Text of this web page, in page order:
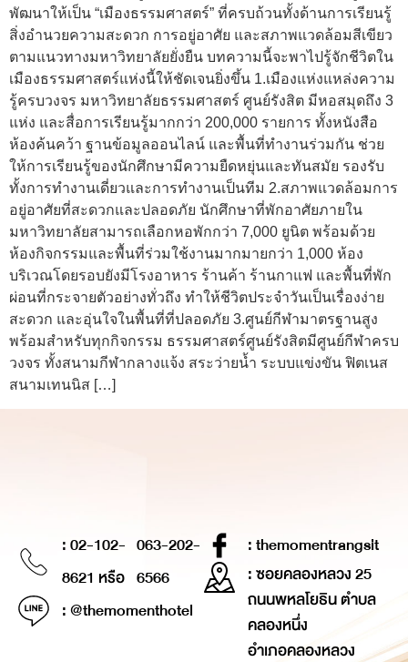
พัฒนาให้เป็น “เมืองธรรมศาสตร์” ที่ครบถ้วนทั้งด้านการเรียนรู้
สิ่งอำนวยความสะดวก การอยู่อาศัย และสภาพแวดล้อมสีเขียว
ตามแนวทางมหาวิทยาลัยยั่งยืน บทความนี้จะพาไปรู้จักชีวิตใน
เมืองธรรมศาสตร์แห่งนี้ให้ชัดเจนยิ่งขึ้น 1.เมืองแห่งแหล่งความ
รู้ครบวงจร มหาวิทยาลัยธรรมศาสตร์ ศูนย์รังสิต มีหอสมุดถึง 3
แห่ง และสื่อการเรียนรู้มากกว่า 200,000 รายการ ทั้งหนังสือ
ห้องค้นคว้า ฐานข้อมูลออนไลน์ และพื้นที่ทำงานร่วมกัน ช่วย
ให้การเรียนรู้ของนักศึกษามีความยืดหยุ่นและทันสมัย รองรับ
ทั้งการทำงานเดี่ยวและการทำงานเป็นทีม 2.สภาพแวดล้อมการ
อยู่อาศัยที่สะดวกและปลอดภัย นักศึกษาที่พักอาศัยภายใน
มหาวิทยาลัยสามารถเลือกหอพักกว่า 7,000 ยูนิต พร้อมด้วย
ห้องกิจกรรมและพื้นที่ร่วมใช้งานมากมายกว่า 1,000 ห้อง
บริเวณโดยรอบยังมีโรงอาหาร ร้านค้า ร้านกาแฟ และพื้นที่พัก
ผ่อนที่กระจายตัวอย่างทั่วถึง ทำให้ชีวิตประจำวันเป็นเรื่องง่าย
สะดวก และอุ่นใจในพื้นที่ที่ปลอดภัย 3.ศูนย์กีฬามาตรฐานสูง
พร้อมสำหรับทุกกิจกรรม ธรรมศาสตร์ศูนย์รังสิตมีศูนย์กีฬาครบ
วงจร ทั้งสนามกีฬากลางแจ้ง สระว่ายน้ำ ระบบแข่งขัน ฟิตเนส
สนามเทนนิส […]
: 02-102-
8621 หรือ
063-202-
6566
: @themomenthotel
: themomentrangsit
: ซอยคลองหลวง 25
ถนนพหลโยธิน ตำบล
คลองหนึ่ง
อำเภอคลองหลวง